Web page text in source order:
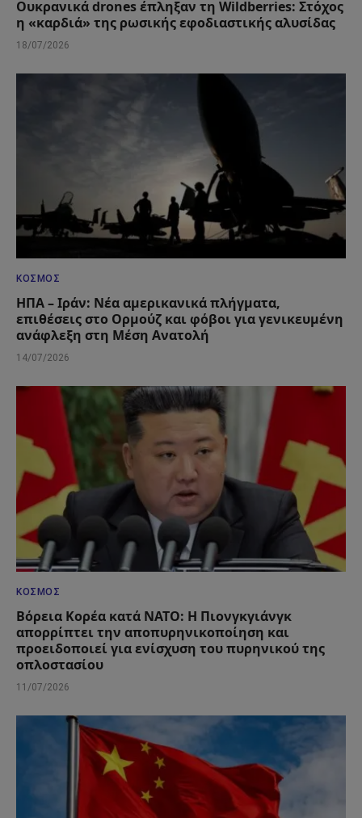
Ουκρανικά drones έπληξαν τη Wildberries: Στόχος
η «καρδιά» της ρωσικής εφοδιαστικής αλυσίδας
18/07/2026
ΚΌΣΜΟΣ
ΗΠΑ – Ιράν: Νέα αμερικανικά πλήγματα,
επιθέσεις στο Ορμούζ και φόβοι για γενικευμένη
ανάφλεξη στη Μέση Ανατολή
14/07/2026
ΚΌΣΜΟΣ
Βόρεια Κορέα κατά ΝΑΤΟ: Η Πιονγκγιάνγκ
απορρίπτει την αποπυρηνικοποίηση και
προειδοποιεί για ενίσχυση του πυρηνικού της
οπλοστασίου
11/07/2026